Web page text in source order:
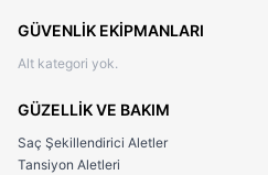
GÜVENLİK EKİPMANLARI
Alt kategori yok.
GÜZELLİK VE BAKIM
Saç Şekillendirici Aletler
Tansiyon Aletleri